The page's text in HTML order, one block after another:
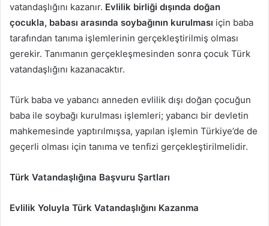
vatandaşlığını kazanır. Evlilik birliği dışında doğan
çocukla, babası arasında soybağının kurulması için baba
tarafından tanıma işlemlerinin gerçekleştirilmiş olması
gerekir. Tanımanın gerçekleşmesinden sonra çocuk Türk
vatandaşlığını kazanacaktır.
Türk baba ve yabancı anneden evlilik dışı doğan çocuğun
baba ile soybağı kurulması işlemleri; yabancı bir devletin
mahkemesinde yaptırılmışsa, yapılan işlemin Türkiye’de de
geçerli olması için tanıma ve tenfizi gerçekleştirilmelidir.
Türk Vatandaşlığına Başvuru Şartları
Evlilik Yoluyla Türk Vatandaşlığını Kazanma